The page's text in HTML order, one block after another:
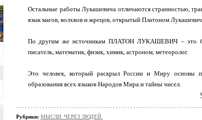
Остальные работы Лукашевича отличаются странностью,
язык магов, волхвов и жрецов, открытый Платоном
По другим же источникам ПЛАТОН ЛУКАШЕВИЧ – это
писатель, математик, физик, химик, астроном, метеоролог.
Это человек, который раскрыл России и Миру основы
образования всех языков Народов Мира и тайны чисел.
Рубрики: МЫСЛИ: ЧЕРЕЗ ЛЮДЕЙ.